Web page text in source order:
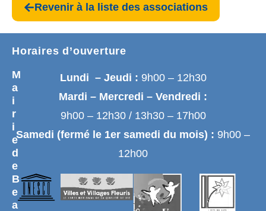
Revenir à la liste des associations
M
a
i
r
i
e
d
e
B
e
a
Horaires d’ouverture
Lundi – Jeudi : 9h00 – 12h30
Mardi – Mercredi – Vendredi :
9h00 – 12h30 / 13h30 – 17h00
Samedi (fermé le 1er samedi du mois) : 9h00 –
12h00